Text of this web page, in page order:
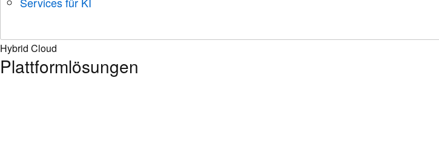
Hybrid Cloud
Plattformlösungen